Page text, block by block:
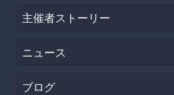
主催者ストーリー
ニュース
ブログ